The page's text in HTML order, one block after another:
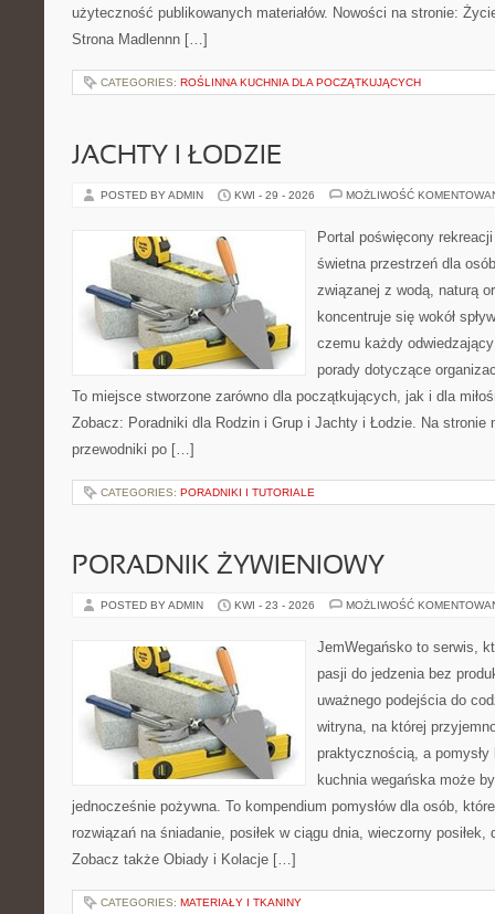
użyteczność publikowanych materiałów. Nowości na stronie:
Strona Madlennn […]
CATEGORIES: ROŚLINNA KUCHNIA DLA POCZĄTKUJĄCYCH
JACHTY I ŁODZIE
POSTED BY ADMIN KWI - 29 - 2026 MOŻLIWOŚĆ
Portal poświęcony
świetna przestrzeń dla
związanej z wodą, naturą
koncentruje się wokół
czemu każdy
porady dotyczące
To miejsce stworzone zarówno dla początkujących, jak i dla
Zobacz: Poradniki dla Rodzin i Grup i Jachty i Łodzie. Na stronie
przewodniki po […]
CATEGORIES: PORADNIKI I TUTORIALE
PORADNIK ŻYWIENIOWY
POSTED BY ADMIN KWI - 23 - 2026 MOŻLIWOŚĆ
JemWegańsko to serwis,
pasji do jedzenia bez
uważnego podejścia do
witryna, na której
praktycznością, a
kuchnia wegańska może
jednocześnie pożywna. To kompendium pomysłów dla osób,
rozwiązań na śniadanie, posiłek w ciągu dnia, wieczorny posiłek,
Zobacz także Obiady i Kolacje […]
CATEGORIES: MATERIAŁY I TKANINY